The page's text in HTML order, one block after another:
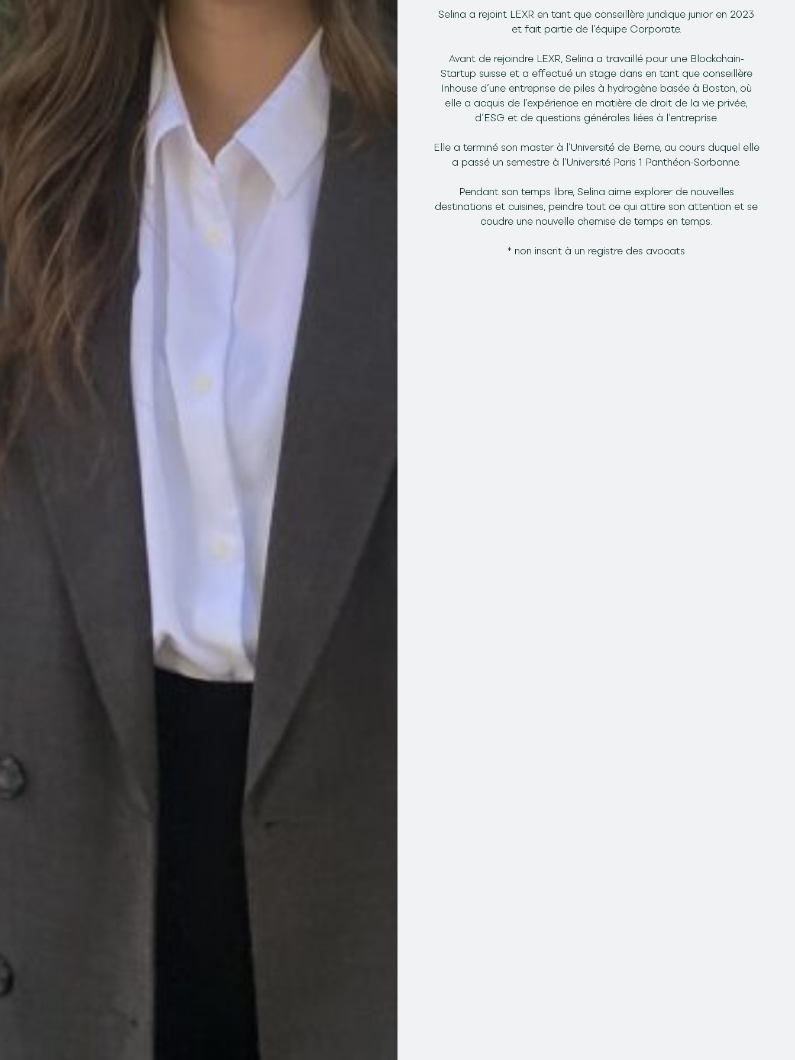
Selina a rejoint LEXR en tant que conseillère juridique junior en 2023
et fait partie de l’équipe Corporate.
Avant de rejoindre LEXR, Selina a travaillé pour une Blockchain-
Startup suisse et a effectué un stage dans en tant que conseillère
Inhouse d’une entreprise de piles à hydrogène basée à Boston, où
elle a acquis de l’expérience en matière de droit de la vie privée,
d’ESG et de questions générales liées à l’entreprise.
Elle a terminé son master à l’Université de Berne, au cours duquel elle
a passé un semestre à l’Université Paris 1 Panthéon-Sorbonne.
Pendant son temps libre, Selina aime explorer de nouvelles
destinations et cuisines, peindre tout ce qui attire son attention et se
coudre une nouvelle chemise de temps en temps.
* non inscrit à un registre des avocats